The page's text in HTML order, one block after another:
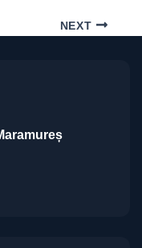
NEXT